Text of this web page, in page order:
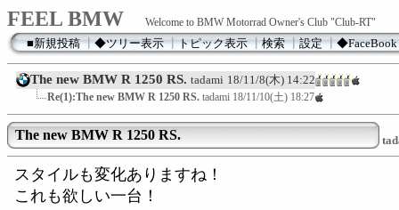
FEEL BMW Welcome to BMW Motorrad Owner's Club "Club-RT"
■新規投稿┃◆ツリー表示┃トピック表示┃検索┃設定┃◆FaceBook
The new BMW R 1250 RS. tadami 18/11/8(木) 14:22
Re(1):The new BMW R 1250 RS. tadami 18/11/10(土) 18:27
The new BMW R 1250 RS.
スタイルも変化ありますね！
これも欲しい一台！